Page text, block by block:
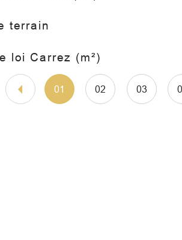
terrain
loi Carrez (m²)
01 02 03